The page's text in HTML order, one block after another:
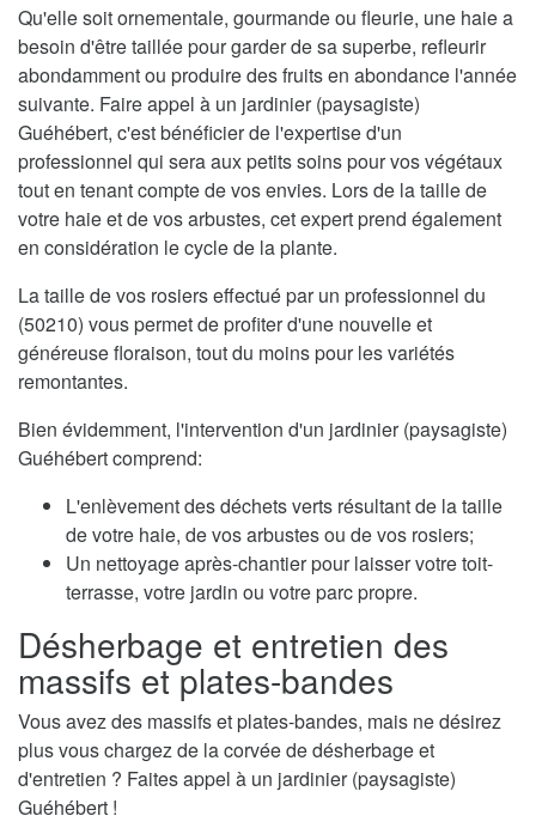
Qu'elle soit ornementale, gourmande ou fleurie, une haie a
besoin d'être taillée pour garder de sa superbe, refleurir
abondamment ou produire des fruits en abondance l'année
suivante. Faire appel à un jardinier (paysagiste)
Guéhébert, c'est bénéficier de l'expertise d'un
professionnel qui sera aux petits soins pour vos végétaux
tout en tenant compte de vos envies. Lors de la taille de
votre haie et de vos arbustes, cet expert prend également
en considération le cycle de la plante.
La taille de vos rosiers effectué par un professionnel du
(50210) vous permet de profiter d'une nouvelle et
généreuse floraison, tout du moins pour les variétés
remontantes.
Bien évidemment, l'intervention d'un jardinier (paysagiste)
Guéhébert comprend:
L'enlèvement des déchets verts résultant de la taille
de votre haie, de vos arbustes ou de vos rosiers;
Un nettoyage après-chantier pour laisser votre toit-
terrasse, votre jardin ou votre parc propre.
Désherbage et entretien des
massifs et plates-bandes
Vous avez des massifs et plates-bandes, mais ne désirez
plus vous chargez de la corvée de désherbage et
d'entretien ? Faites appel à un jardinier (paysagiste)
Guéhébert !